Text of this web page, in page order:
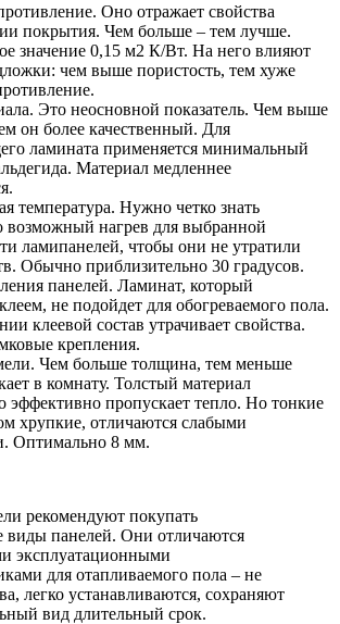
Оно отражает свойства
покрытия. Чем больше – тем лучше.
значение 0,15 м2 К/Вт. На него влияют
чем выше пористость, тем хуже
Это неосновной показатель. Чем выше
он более качественный. Для
ламината применяется минимальный
Материал медленнее
температура. Нужно четко знать
возможный нагрев для выбранной
ламипанелей, чтобы они не утратили
Обычно приблизительно 30 градусов.
панелей. Ламинат, который
не подойдет для обогреваемого пола.
клеевой состав утрачивает свойства.
крепления.
Чем больше толщина, тем меньше
в комнату. Толстый материал
эффективно пропускает тепло. Но тонкие
хрупкие, отличаются слабыми
Оптимально 8 мм.
рекомендуют покупать
виды панелей. Они отличаются
эксплуатационными
для отапливаемого пола – не
легко устанавливаются, сохраняют
вид длительный срок.